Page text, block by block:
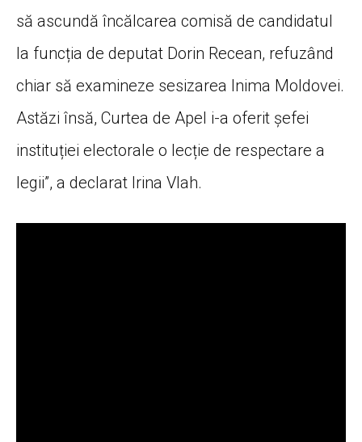
să ascundă încălcarea comisă de candidatul
la funcția de deputat Dorin Recean, refuzând
chiar să examineze sesizarea Inima Moldovei.
Astăzi însă, Curtea de Apel i-a oferit șefei
instituției electorale o lecție de respectare a
legii”, a declarat Irina Vlah.